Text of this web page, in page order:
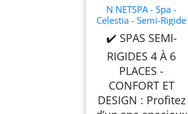
N NETSPA - Spa -
Celestia - Semi-Rigide
Construction Portable
en Mousse,
Chauffage intégré et
Couverture économe
en énergie – Volume
1100l - Ø180xH70cm
- Charcoal Black
✔️ SPAS SEMI-
RIGIDES 4 À 6
PLACES -
CONFORT ET
DESIGN : Profitez